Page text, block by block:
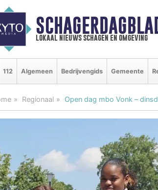
lokaal nieuws schagen en omgeving
112 Algemeen Bedrijvengids Gemeente
Regionaal Open dag mbo Vonk –